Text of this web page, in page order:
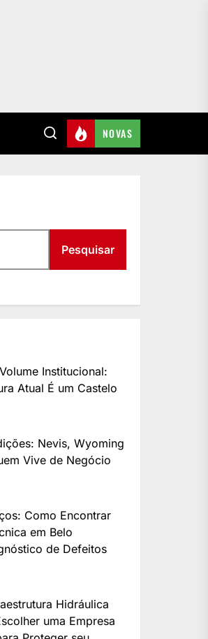
NOVAS
Pesquisar
Institucional:
Atual É um Castelo
Nevis, Wyoming
Vive de Negócio
Como Encontrar
em Belo
de Defeitos
Hidráulica
uma Empresa